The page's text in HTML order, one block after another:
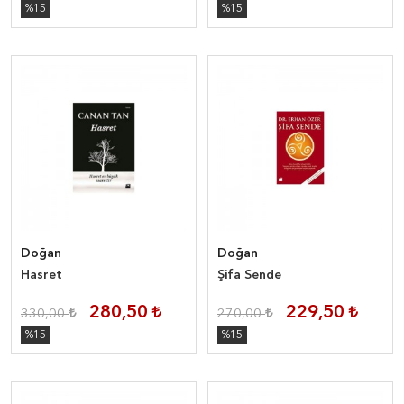
%15 %15
Doğan
Hasret
330,00 280,50
%15
Doğan
Şifa Sende
270,00 229,50
%15